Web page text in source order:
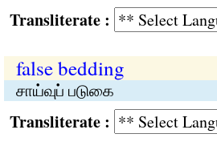
:
false bedding
சாய்வுப் படுகை
: